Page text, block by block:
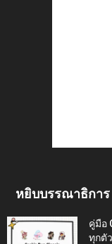
หยิบบรรณาธิการ
คู่มือ
ทุกตั